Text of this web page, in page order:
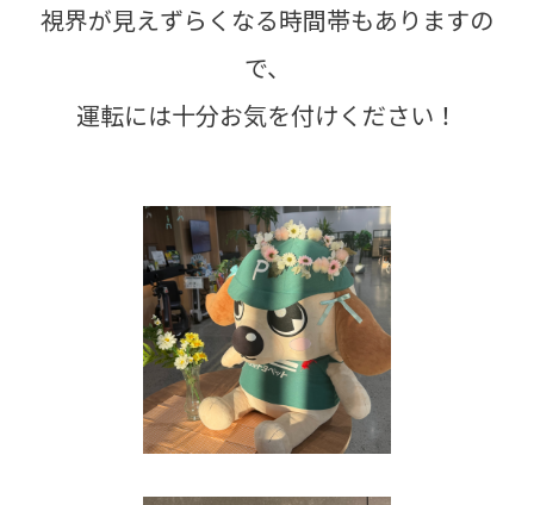
視界が見えずらくなる時間帯もありますの
で、
運転には十分お気を付けください！